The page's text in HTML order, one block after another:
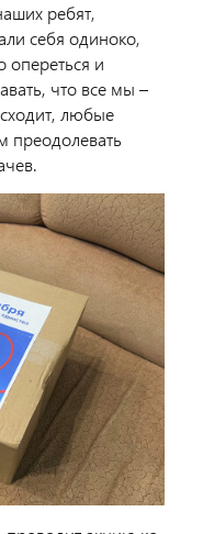
ребят,
себя одиноко,
опереться и
что все мы –
любые
преодолевать
.